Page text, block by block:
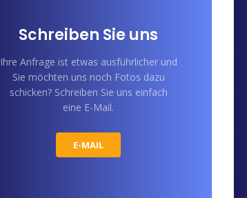
Schreiben Sie uns
Ihre Anfrage ist etwas ausführlicher und
Sie möchten uns noch Fotos dazu
schicken? Schreiben Sie uns einfach
eine E-Mail.
E-MAIL